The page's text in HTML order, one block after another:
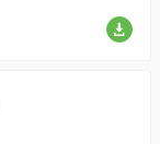
режиме.